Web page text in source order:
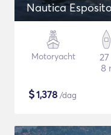
Nautica
Motoryacht
8
$1,378 /dag